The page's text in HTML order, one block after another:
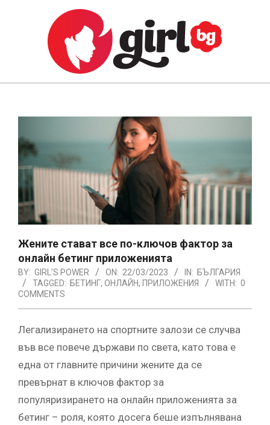
GIRL.BG
Navigation
Жените стават все по-ключов фактор за
онлайн бетинг приложенията
BY: GIRL'S POWER ON: 22/03/2023 IN: БЪЛГАРИЯ
TAGGED: БЕТИНГ, ОНЛАЙН, ПРИЛОЖЕНИЯ WITH: 0
COMMENTS
Легализирането на спортните залози се случва
във все повече държави по света, като това е
една от главните причини жените да се
превърнат в ключов фактор за
популяризирането на онлайн приложенията за
бетинг – роля, която досега беше изпълнявана